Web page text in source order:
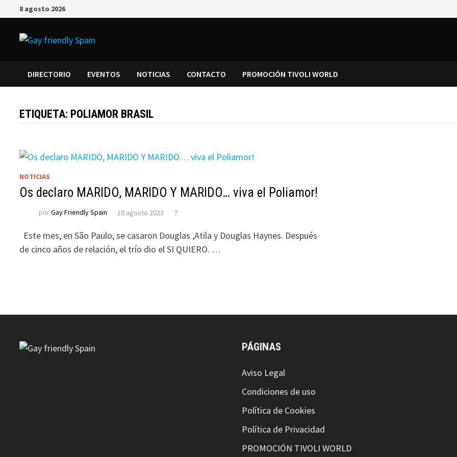
Saltar
al
contenido
8 agosto 2026
DIRECTORIO EVENTOS NOTICIAS CONTACTO PROMOCIÓN TIVOLI WORLD
ETIQUETA: POLIAMOR BRASIL
NOTICIAS
Os declaro MARIDO, MARIDO Y MARIDO… viva el Poliamor!
porGay Friendly Spain 10 agosto 2023 7
Este mes, en São Paulo, se casaron Douglas ,Atila y Douglas Haynes. Después
de cinco años de relación, el trío dio el SI QUIERO. …
PÁGINAS
Aviso Legal
Condiciones de uso
Política de Cookies
Política de Privacidad
PROMOCIÓN TIVOLI WORLD